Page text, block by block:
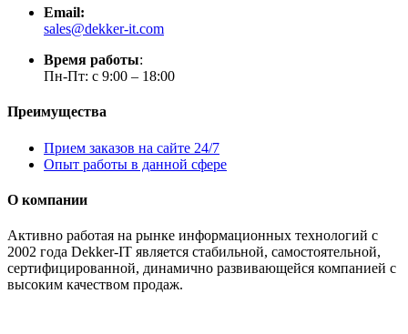
Email:
sales@dekker-it.com
Время работы:
Пн-Пт: с 9:00 – 18:00
Преимущества
Прием заказов на сайте 24/7
Опыт работы в данной сфере
О компании
Активно работая на рынке информационных технологий с
2002 года Dekker-IT является стабильной, самостоятельной,
сертифицированной, динамично развивающейся компанией с
высоким качеством продаж.